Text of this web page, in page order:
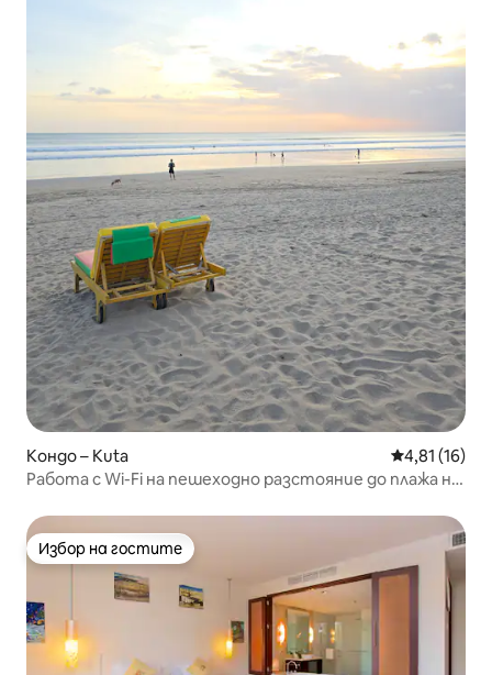
Кондо – Kuta Средна
4,81 (16)
Работа с Wi-Fi на пешеходно разстояние до плажа на
Избор на гостите
Избор на гостите